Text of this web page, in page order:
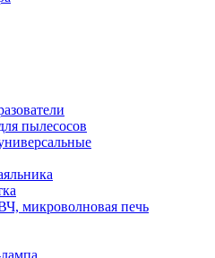
пылесосов
микроволновая печь